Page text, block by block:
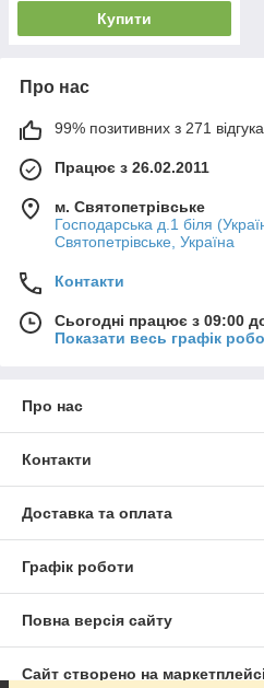
Купити
Про нас
99% позитивних з 271 відгука
Працює з 26.02.2011
м. Святопетрівське
Господарська д.1 біля
Святопетрівське, Україна
Контакти
Сьогодні працює з 09:00
Показати весь графік
Про нас
Контакти
Доставка та оплата
Графік роботи
Повна версія сайту
Сайт створено на маркетплейсі